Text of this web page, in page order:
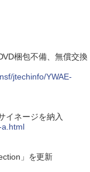
梱包不備、無償交換
jtechinfo/YWAE-
イネージを納入
a.html
」を更新